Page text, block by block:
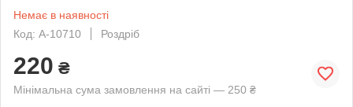
Немає в наявності
Код: A-10710
Роздріб
220 ₴
Мінімальна сума замовлення на сайті — 250 ₴